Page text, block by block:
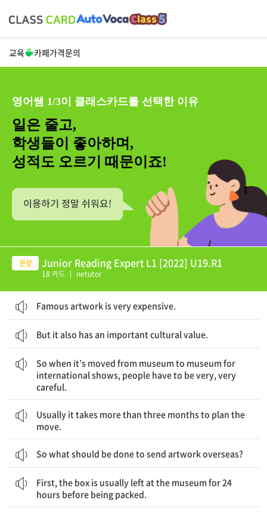
교육 카페가격문의
영어쌤 1/3이 클래스카드를 선택한 이유
일은 줄고,
학생들이 좋아하며,
성적도 오르기 때문이죠!
Junior Reading Expert L1 [2022] U19.R1
18 카드 | netutor
Famous artwork is very expensive.
But it also has an important cultural value.
So when it’s moved from museum to museum for
international shows, people have to be very, very
careful.
Usually it takes more than three months to plan the
move.
So what should be done to send artwork overseas?
First, the box is usually left at the museum for 24
hours before being packed.